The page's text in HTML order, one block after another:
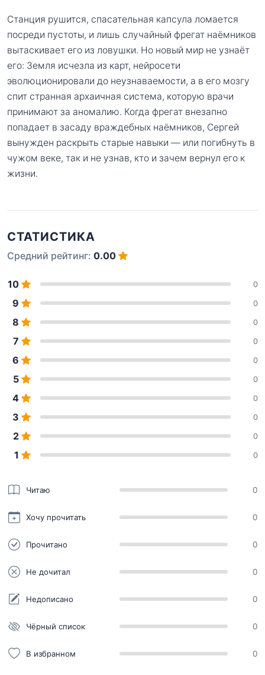
Станция рушится, спасательная капсула ломается
посреди пустоты, и лишь случайный фрегат наёмников
вытаскивает его из ловушки. Но новый мир не узнаёт
его: Земля исчезла из карт, нейросети
эволюционировали до неузнаваемости, а в его мозгу
спит странная архаичная система, которую врачи
принимают за аномалию. Когда фрегат внезапно
попадает в засаду враждебных наёмников, Сергей
вынужден раскрыть старые навыки — или погибнуть в
чужом веке, так и не узнав, кто и зачем вернул его к
жизни.
СТАТИСТИКА
Средний рейтинг: 0.00
10 0
9 0
8 0
7 0
6 0
5 0
4 0
3 0
2 0
1 0
Читаю 0
Хочу прочитать 0
Прочитано 0
Не дочитал 0
Недописано 0
Чёрный список 0
В избранном 0